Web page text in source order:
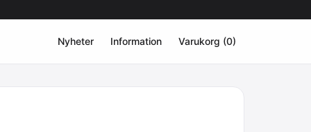
Nyheter Information Varukorg (0)